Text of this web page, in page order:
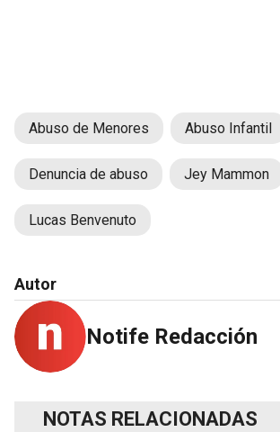
Abuso de Menores Abuso Infantil
Denuncia de abuso Jey Mammon
Lucas Benvenuto
Autor
Notife Redacción
NOTAS RELACIONADAS